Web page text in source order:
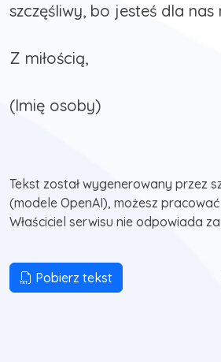
szczęśliwy, bo jesteś dla nas
Z miłością,
(Imię osoby)
Tekst został wygenerowany przez
(modele OpenAI), możesz
Właściciel serwisu nie odpowiada
Pobierz tekst